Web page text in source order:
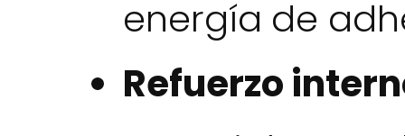
energía de
Refuerzo